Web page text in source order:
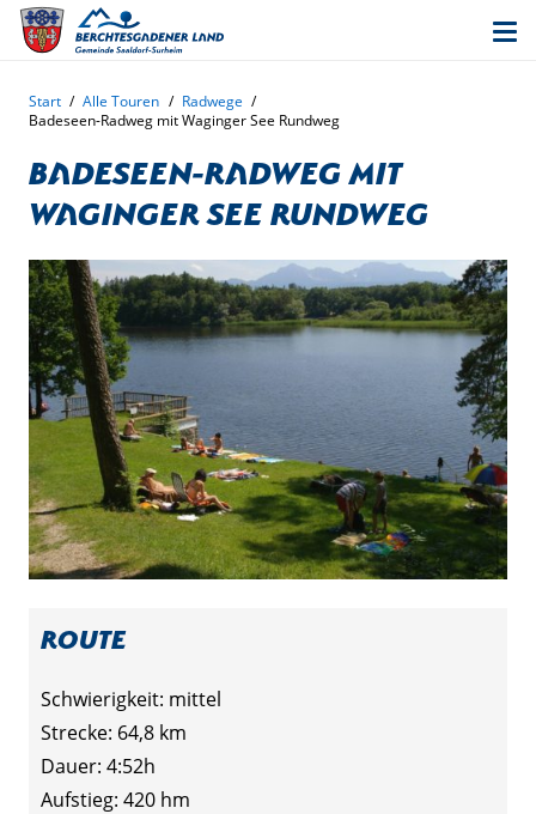
Start / Alle Touren / Radwege /
Badeseen-Radweg mit Waginger See Rundweg
Badeseen-Radweg mit
Waginger See Rundweg
Route
Schwierigkeit: mittel
Strecke: 64,8 km
Dauer: 4:52h
Aufstieg: 420 hm